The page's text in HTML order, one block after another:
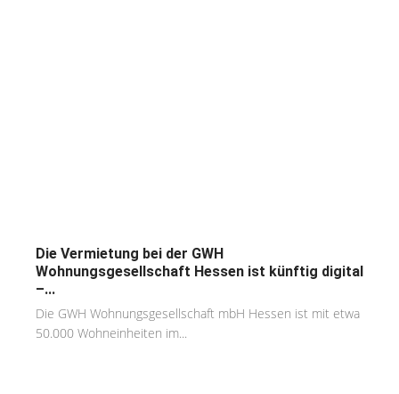
Die Vermietung bei der GWH
Wohnungsgesellschaft Hessen ist künftig digital
–...
Die GWH Wohnungsgesellschaft mbH Hessen ist mit etwa
50.000 Wohneinheiten im...